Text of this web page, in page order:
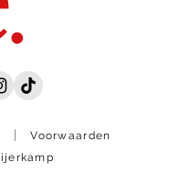
Voorwaarden